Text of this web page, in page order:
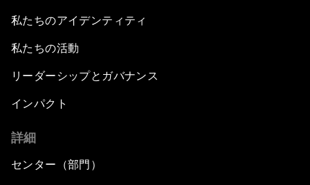
私たちのアイデンティティ
私たちの活動
リーダーシップとガバナンス
インパクト
詳細
センター（部門）